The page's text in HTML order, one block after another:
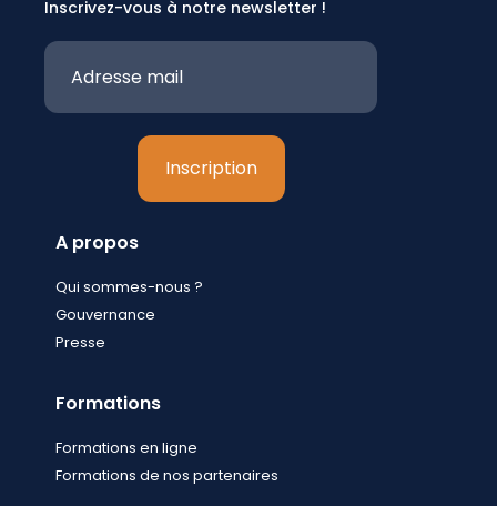
Inscrivez-vous à notre newsletter !
A propos
Qui sommes-nous ?
Gouvernance
Presse
Formations
Formations en ligne
Formations de nos partenaires